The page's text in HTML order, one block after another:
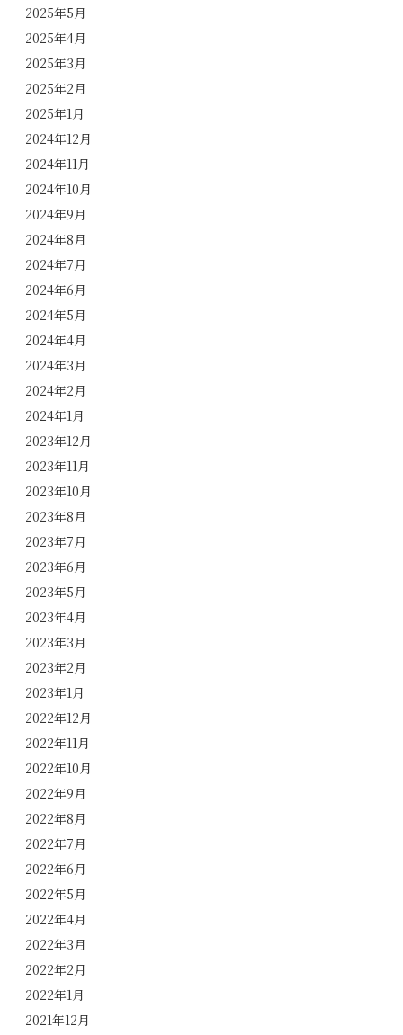
2025年5月
2025年4月
2025年3月
2025年2月
2025年1月
2024年12月
2024年11月
2024年10月
2024年9月
2024年8月
2024年7月
2024年6月
2024年5月
2024年4月
2024年3月
2024年2月
2024年1月
2023年12月
2023年11月
2023年10月
2023年8月
2023年7月
2023年6月
2023年5月
2023年4月
2023年3月
2023年2月
2023年1月
2022年12月
2022年11月
2022年10月
2022年9月
2022年8月
2022年7月
2022年6月
2022年5月
2022年4月
2022年3月
2022年2月
2022年1月
2021年12月